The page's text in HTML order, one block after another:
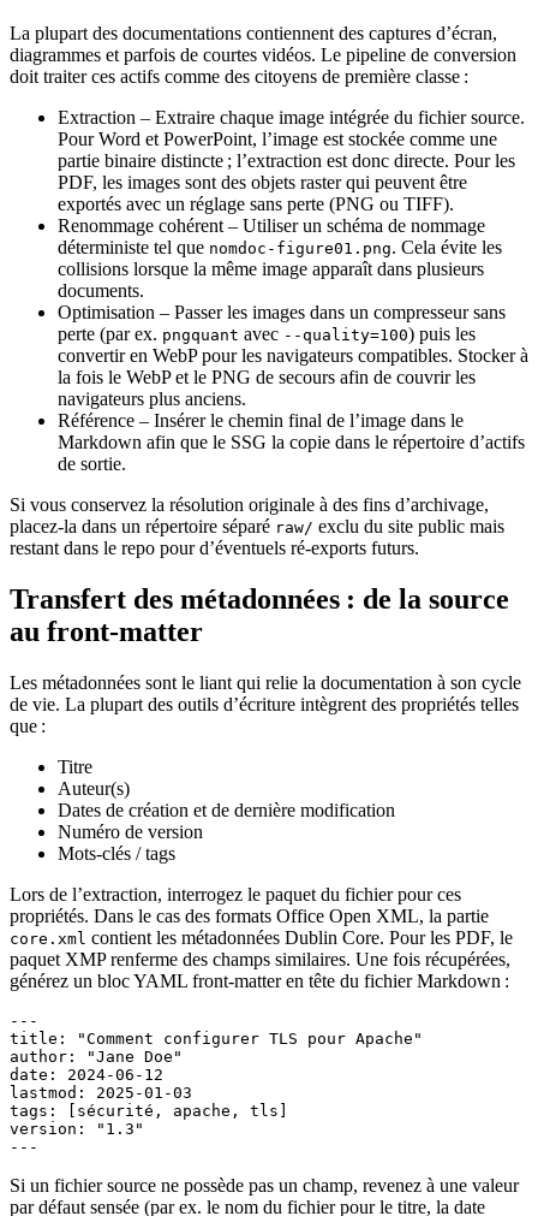
La plupart des documentations contiennent des captures d’écran,
diagrammes et parfois de courtes vidéos. Le pipeline de conversion
doit traiter ces actifs comme des citoyens de première classe :
Extraction – Extraire chaque image intégrée du fichier source.
Pour Word et PowerPoint, l’image est stockée comme une
partie binaire distincte ; l’extraction est donc directe. Pour les
PDF, les images sont des objets raster qui peuvent être
exportés avec un réglage sans perte (PNG ou TIFF).
Renommage cohérent – Utiliser un schéma de nommage
déterministe tel que nomdoc-figure01.png. Cela évite les
collisions lorsque la même image apparaît dans plusieurs
documents.
Optimisation – Passer les images dans un compresseur sans
perte (par ex. pngquant avec --quality=100) puis les
convertir en WebP pour les navigateurs compatibles. Stocker à
la fois le WebP et le PNG de secours afin de couvrir les
navigateurs plus anciens.
Référence – Insérer le chemin final de l’image dans le
Markdown afin que le SSG la copie dans le répertoire d’actifs
de sortie.
Si vous conservez la résolution originale à des fins d’archivage,
placez‑la dans un répertoire séparé raw/ exclu du site public mais
restant dans le repo pour d’éventuels ré‑exports futurs.
Transfert des métadonnées : de la source
au front‑matter
Les métadonnées sont le liant qui relie la documentation à son cycle
de vie. La plupart des outils d’écriture intègrent des propriétés telles
que :
Titre
Auteur(s)
Dates de création et de dernière modification
Numéro de version
Mots‑clés / tags
Lors de l’extraction, interrogez le paquet du fichier pour ces
propriétés. Dans le cas des formats Office Open XML, la partie
core.xml contient les métadonnées Dublin Core. Pour les PDF, le
paquet XMP renferme des champs similaires. Une fois récupérées,
générez un bloc YAML front‑matter en tête du fichier Markdown :
---
title: "Comment configurer TLS pour Apache"
author: "Jane Doe"
date: 2024-06-12
lastmod: 2025-01-03
tags: [sécurité, apache, tls]
version: "1.3"
Si un fichier source ne possède pas un champ, revenez à une valeur
par défaut sensée (par ex. le nom du fichier pour le titre, la date